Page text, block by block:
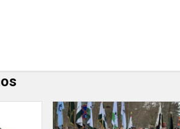
Pasaulio
pažinimo